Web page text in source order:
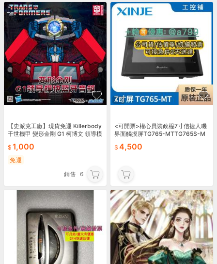
【史派克工廠】現貨免運 Killerbody
千世機甲 變形金剛 G1 柯博文 領導模
1,000
免運
銷售 6
AD
<可開票>權心員裝政榀7寸信捷人嘰
界面觸摸屏TG765-MTTG765S-M
4,500